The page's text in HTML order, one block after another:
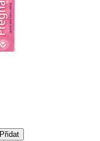
Přidat